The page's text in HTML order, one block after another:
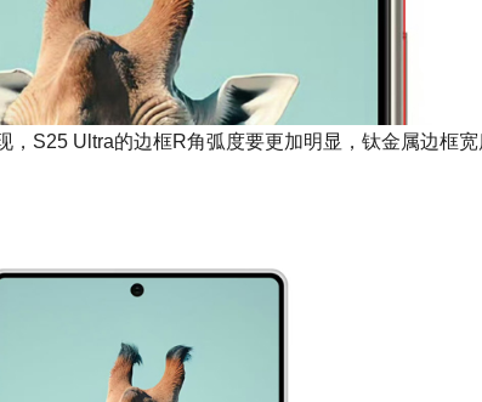
，S25 Ultra的边框R角弧度要更加明显，钛金属边框